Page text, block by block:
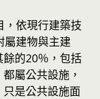
，依現行建築技
屬建物與主建
的20％，包括
屬公共設施，
是公共設施面